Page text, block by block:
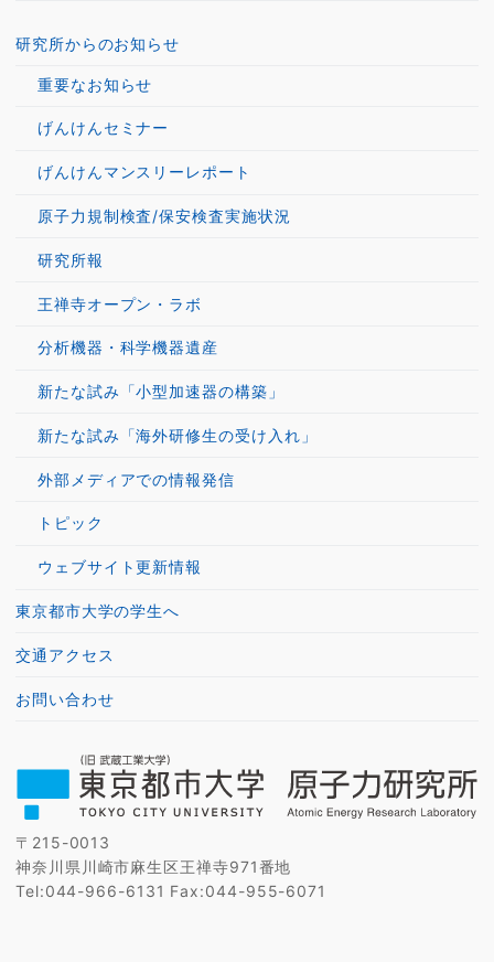
研究所からのお知らせ
重要なお知らせ
げんけんセミナー
げんけんマンスリーレポート
原子力規制検査/保安検査実施状況
研究所報
王禅寺オープン・ラボ
分析機器・科学機器遺産
新たな試み「小型加速器の構築」
新たな試み「海外研修生の受け入れ」
外部メディアでの情報発信
トピック
ウェブサイト更新情報
東京都市大学の学生へ
交通アクセス
お問い合わせ
〒215-0013
神奈川県川崎市麻生区王禅寺971番地
Tel:044-966-6131 Fax:044-955-6071